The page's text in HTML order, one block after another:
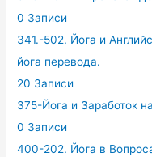
0 Записи
341.-502. Йога и
йога перевода.
20 Записи
375-Йога и Заработок
0 Записи
400-202. Йога в